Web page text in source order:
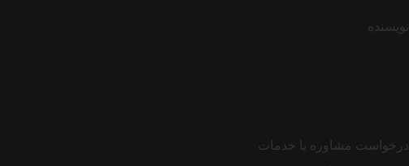
نویسنده
درخواست مشاوره یا خدمات